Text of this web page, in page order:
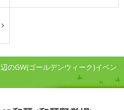
のGW(ゴールデンウィーク)イベン